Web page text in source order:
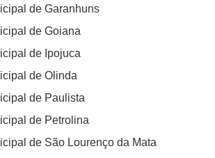
de Garanhuns
de Goiana
de Ipojuca
de Olinda
de Paulista
de Petrolina
de São Lourenço da Mata